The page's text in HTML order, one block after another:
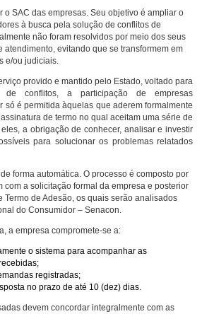
o SAC das empresas. Seu objetivo é ampliar o
à busca pela solução de conflitos de
não foram resolvidos por meio dos seus
atendimento, evitando que se transformem em
e/ou judiciais.
provido e mantido pelo Estado, voltado para
de conflitos, a participação de empresas
só é permitida àquelas que aderem formalmente
de termo no qual aceitam uma série de
a obrigação de conhecer, analisar e investir
para solucionar os problemas relatados
forma automática. O processo é composto por
com a solicitação formal da empresa e posterior
Termo de Adesão, os quais serão analisados
do Consumidor – Senacon.
a empresa compromete-se a:
o sistema para acompanhar as
registradas;
no prazo de até 10 (dez) dias.
devem concordar integralmente com as